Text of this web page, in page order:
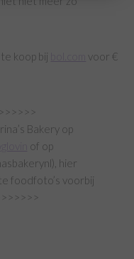
koop bij
voor €
Bakery op
of op
hier
foodfoto’s voorbij